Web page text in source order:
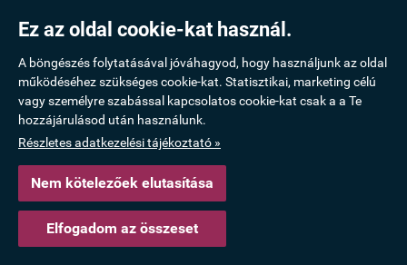
Ez az oldal cookie-kat használ.
A böngészés folytatásával jóváhagyod, hogy használjunk az oldal
működéséhez szükséges cookie-kat. Statisztikai, marketing célú
vagy személyre szabással kapcsolatos cookie-kat csak a a Te
hozzájárulásod után használunk.
Részletes adatkezelési tájékoztató »
Nem kötelezőek elutasítása
Elfogadom az összeset
Információ 
Elérhetőség
www.taskamix.hu -Molnár Erzsébet Katalin